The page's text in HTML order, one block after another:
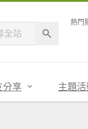
熱門
分享 主題